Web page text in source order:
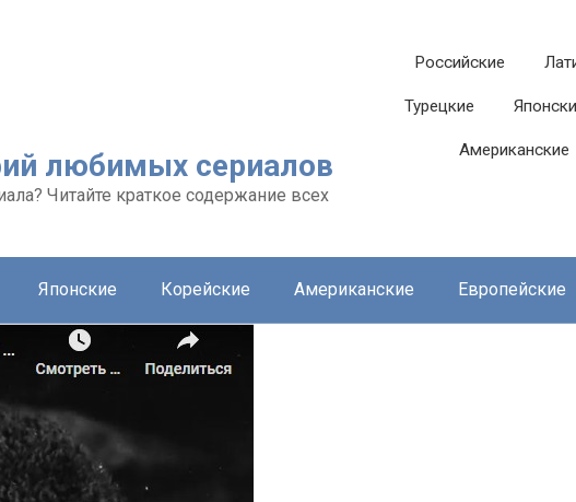
любимых сериалов
Читайте краткое содержание всех
Российские
Турецкие
Американские
Японские Корейские Американские Европейские